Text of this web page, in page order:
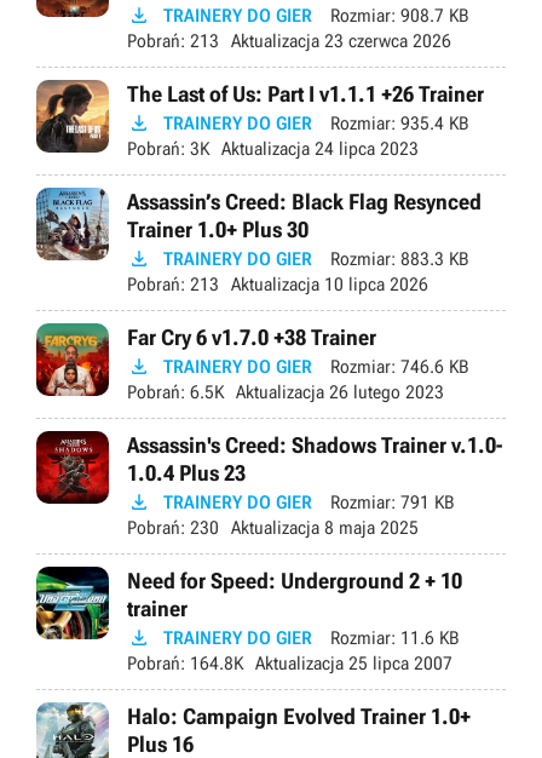
 TRAINERY DO GIER Rozmiar: 908.7 KB
Pobrań: 213 Aktualizacja 23 czerwca 2026
The Last of Us: Part I v1.1.1 +26 Trainer
 TRAINERY DO GIER Rozmiar: 935.4 KB
Pobrań: 3K Aktualizacja 24 lipca 2023
Assassin’s Creed: Black Flag Resynced
Trainer 1.0+ Plus 30
 TRAINERY DO GIER Rozmiar: 883.3 KB
Pobrań: 213 Aktualizacja 10 lipca 2026
Far Cry 6 v1.7.0 +38 Trainer
 TRAINERY DO GIER Rozmiar: 746.6 KB
Pobrań: 6.5K Aktualizacja 26 lutego 2023
Assassin's Creed: Shadows Trainer v.1.0-
1.0.4 Plus 23
 TRAINERY DO GIER Rozmiar: 791 KB
Pobrań: 230 Aktualizacja 8 maja 2025
Need for Speed: Underground 2 + 10
trainer
 TRAINERY DO GIER Rozmiar: 11.6 KB
Pobrań: 164.8K Aktualizacja 25 lipca 2007
Halo: Campaign Evolved Trainer 1.0+
Plus 16